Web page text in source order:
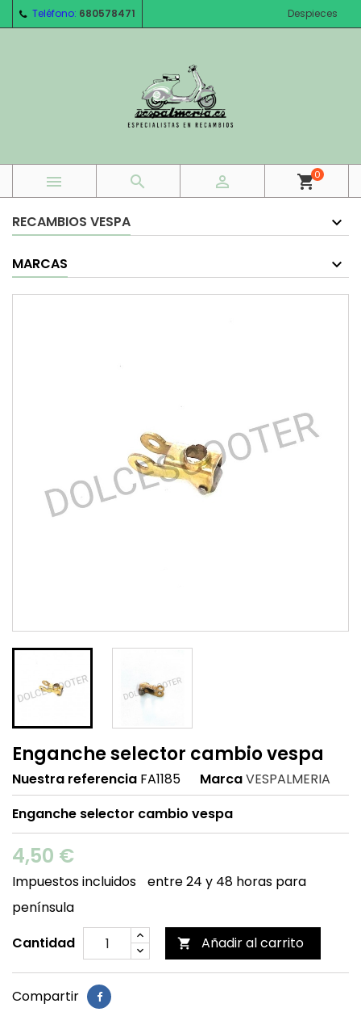
Teléfono: 680578471 Despieces
   shopping_cart0
RECAMBIOS VESPA
MARCAS
Enganche selector cambio vespa
Nuestra referencia FA1185 MarcaVESPALMERIA
Enganche selector cambio vespa
4,50 €
Impuestos incluidos
entre 24 y 48 horas para
península
Cantidad
 Añadir al carrito
Compartir